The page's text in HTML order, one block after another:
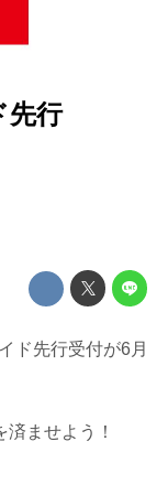
先行
ド先行受付が6月
ませよう！